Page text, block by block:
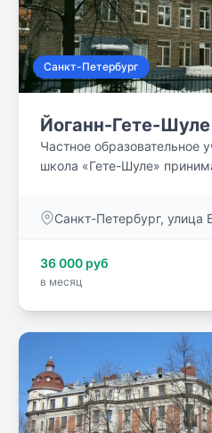
Санкт-Петербург
Йоганн-Гете-Шуле
Частное образовательное
школа «Гете-Шуле»
Наша задача - помочь им
знаний. Мы поможем вашим
обязательных иностранных
художественная культура,
Санкт-Петербурга.
Санкт-Петербург,
36 000 руб
в месяц